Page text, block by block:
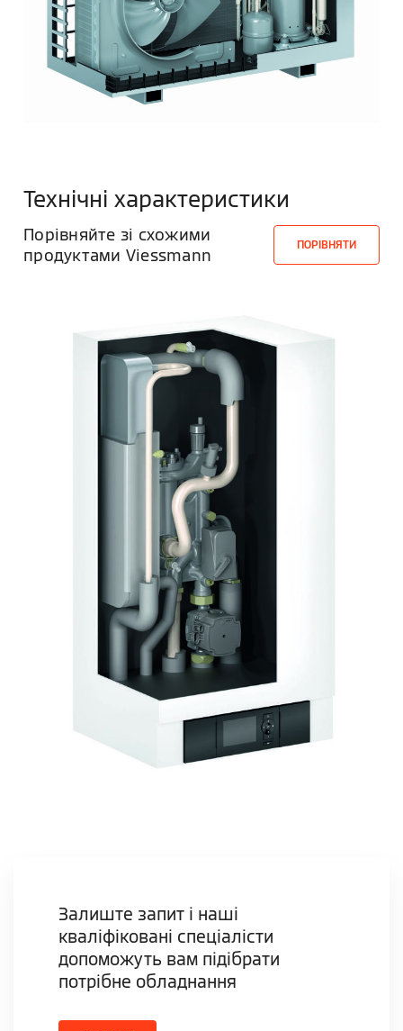
Технічні характеристики
Порівняйте зі схожими
продуктами Viessmann
ПОРІВНЯТИ
Залиште запит і наші
кваліфіковані спеціалісти
допоможуть вам підібрати
потрібне обладнання